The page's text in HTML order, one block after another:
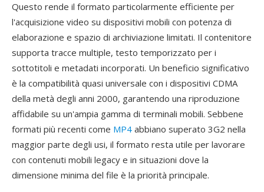
Questo rende il formato particolarmente efficiente per
l'acquisizione video su dispositivi mobili con potenza di
elaborazione e spazio di archiviazione limitati. Il contenitore
supporta tracce multiple, testo temporizzato per i
sottotitoli e metadati incorporati. Un beneficio significativo
è la compatibilità quasi universale con i dispositivi CDMA
della metà degli anni 2000, garantendo una riproduzione
affidabile su un'ampia gamma di terminali mobili. Sebbene
formati più recenti come MP4 abbiano superato 3G2 nella
maggior parte degli usi, il formato resta utile per lavorare
con contenuti mobili legacy e in situazioni dove la
dimensione minima del file è la priorità principale.